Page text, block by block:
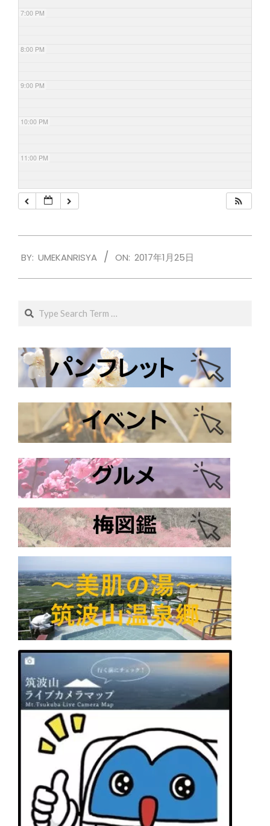
7:00 PM
8:00 PM
9:00 PM
10:00 PM
11:00 PM
01-
BY: UMEKANRISYA ON: 2017年1月25日
Search